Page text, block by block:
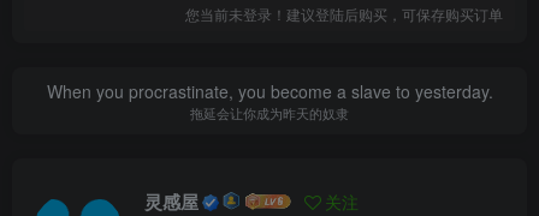
您当前未登录！建议登陆后购买，可保存购买订单
When you procrastinate, you become a slave to yesterday.
拖延会让你成为昨天的奴隶
灵感屋 关注